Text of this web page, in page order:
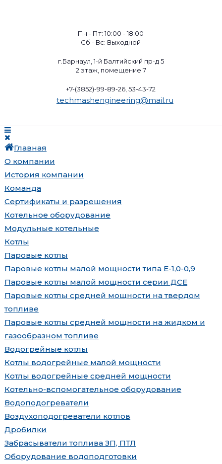
Пн - Пт: 10:00 - 18:00
Сб - Вс: Выходной
г.Барнаул, 1-й Балтийский пр-д 5
2 этаж, помещение 7
+7-(3852)-99-89-26, 53-43-72
techmashengineering@mail.ru
Главная
О компании
История компании
Команда
Сертификаты и разрешения
Котельное оборудование
Модульные котельные
Котлы
Паровые котлы
Паровые котлы малой мощности типа Е-1,0-0,9
Паровые котлы малой мощности серии ДСЕ
Паровые котлы средней мощности на твердом
топливе
Паровые котлы средней мощности на жидком и
газообразном топливе
Водогрейные котлы
Котлы водогрейные малой мощности
Котлы водогрейные средней мощности
Котельно-вспомогательное оборудование
Водоподогреватели
Воздухоподогреватели котлов
Дробилки
Забрасыватели топлива ЗП, ПТЛ
Оборудование водоподготовки